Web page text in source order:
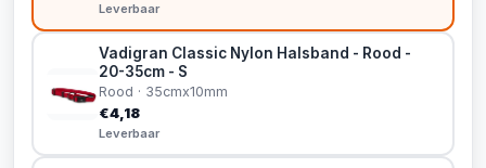
Leverbaar
Vadigran Classic Nylon Halsband - Rood -
20-35cm - S
Rood · 35cmx10mm
€4,18
Leverbaar